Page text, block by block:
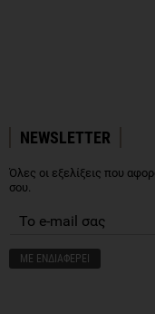
NEWSLETTER
Όλες οι εξελίξεις που
σου.